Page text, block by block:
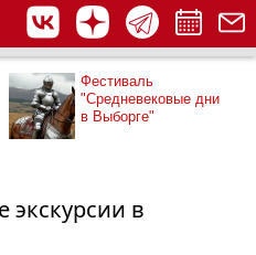
Фестиваль
"Средневековые дни
в Выборге"
экскурсии в